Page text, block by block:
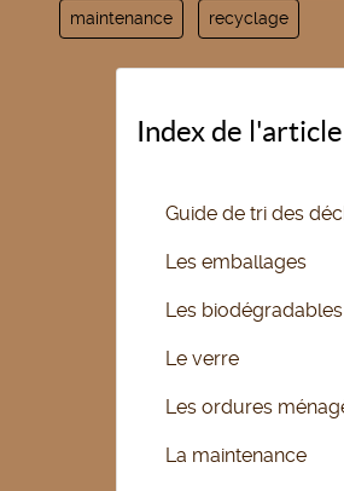
maintenance recyclage
Index de l'article
Guide de tri des
Les emballages
Les biodégradables
Le verre
Les ordures
La maintenance